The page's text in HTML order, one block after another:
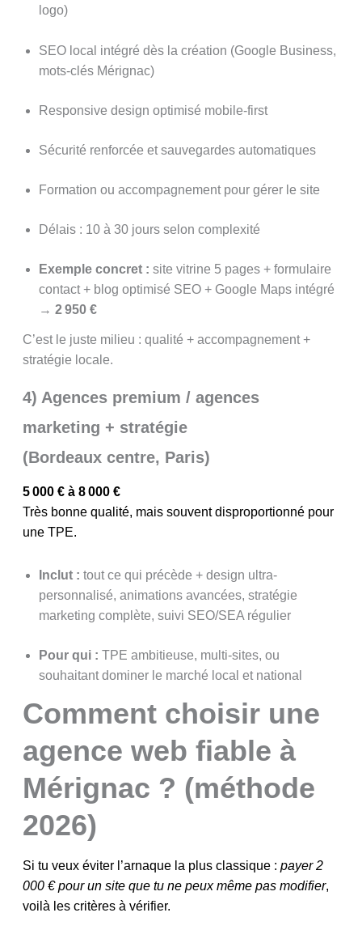
logo)
SEO local intégré dès la création (Google Business,
mots-clés Mérignac)
Responsive design optimisé mobile-first
Sécurité renforcée et sauvegardes automatiques
Formation ou accompagnement pour gérer le site
Délais : 10 à 30 jours selon complexité
Exemple concret : site vitrine 5 pages + formulaire
contact + blog optimisé SEO + Google Maps intégré
→ 2 950 €
C’est le juste milieu : qualité + accompagnement +
stratégie locale.
4) Agences premium / agences
marketing + stratégie
(Bordeaux centre, Paris)
5 000 € à 8 000 €
Très bonne qualité, mais souvent disproportionné pour
une TPE.
Inclut : tout ce qui précède + design ultra-
personnalisé, animations avancées, stratégie
marketing complète, suivi SEO/SEA régulier
Pour qui : TPE ambitieuse, multi-sites, ou
souhaitant dominer le marché local et national
Comment choisir une
agence web fiable à
Mérignac ? (méthode
2026)
Si tu veux éviter l’arnaque la plus classique : payer 2
000 € pour un site que tu ne peux même pas modifier,
voilà les critères à vérifier.